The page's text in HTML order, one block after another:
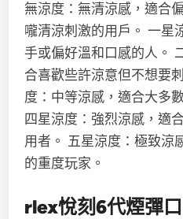
無涼度：無清涼感，適合
嚨清涼刺激的用戶。 一星
手或偏好溫和口感的人。
合喜歡些許涼意但不想要
度：中等涼感，適合大多
四星涼度：強烈涼感，適
用者。 五星涼度：極致涼
的重度玩家。
rlex悅刻6代煙彈